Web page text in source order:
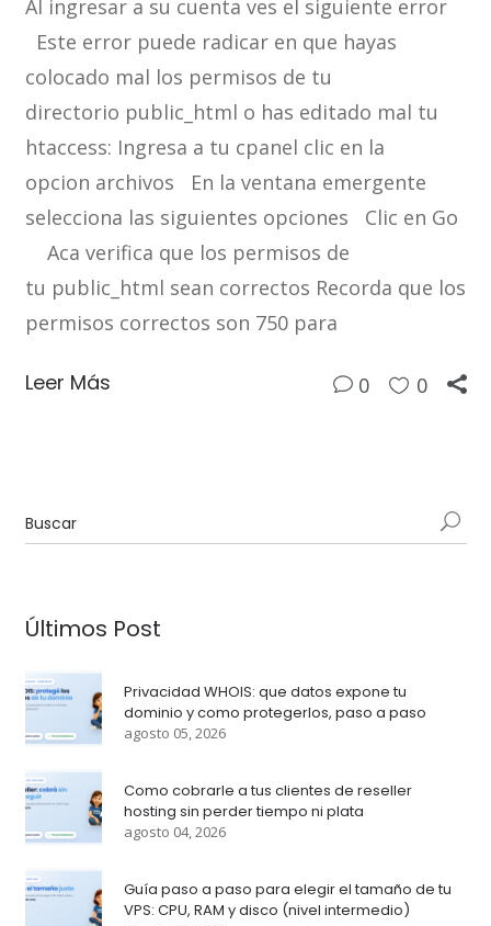
Al ingresar a su cuenta ves el siguiente error
Este error puede radicar en que hayas
colocado mal los permisos de tu
directorio public_html o has editado mal tu
htaccess: Ingresa a tu cpanel clic en la
opcion archivos En la ventana emergente
selecciona las siguientes opciones Clic en Go
Aca verifica que los permisos de
tu public_html sean correctos Recorda que los
permisos correctos son 750 para
Leer Más 0 0
Últimos Post
Privacidad WHOIS: que datos expone tu
dominio y como protegerlos, paso a paso
agosto 05, 2026
Como cobrarle a tus clientes de reseller
hosting sin perder tiempo ni plata
agosto 04, 2026
Guía paso a paso para elegir el tamaño de tu
VPS: CPU, RAM y disco (nivel intermedio)